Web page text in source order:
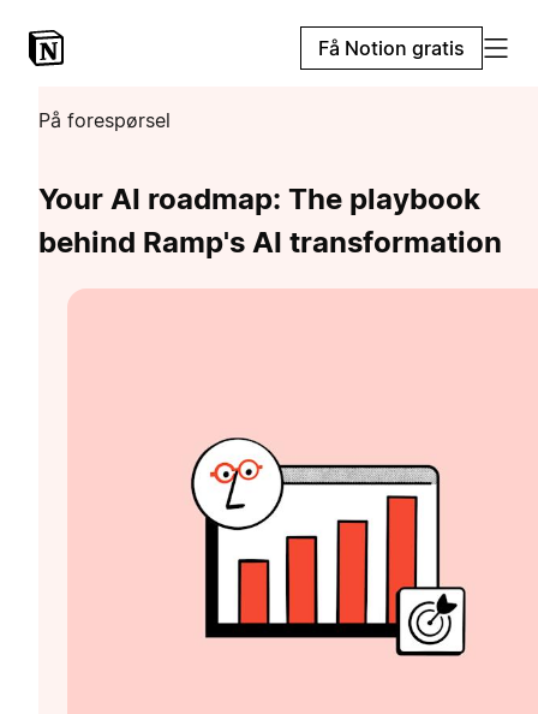
Få Notion gratis
På forespørsel
Your AI roadmap: The playbook
behind Ramp's AI transformation